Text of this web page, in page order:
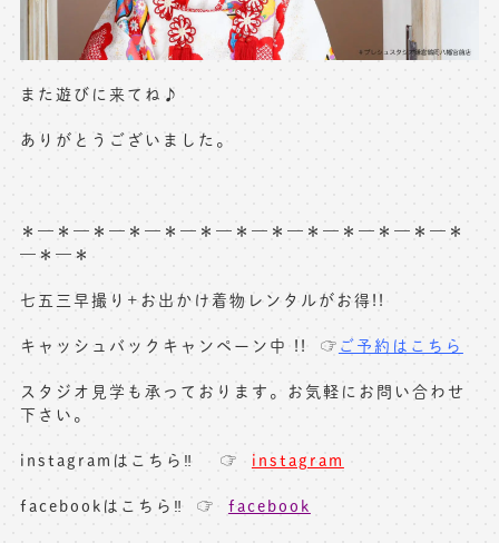
また遊びに来てね♪
ありがとうございました。
＊— ＊—＊—＊—＊—＊—＊—＊—＊—＊—＊—＊—＊
—＊—＊
七五三早撮り+お出かけ着物レンタルがお得!!
キャッシュバックキャンペーン中 !! ☞ ご予約はこちら
スタジオ見学も承っております。お気軽にお問い合わせ
下さい。
instagramはこちら‼︎ ☞ instagram
facebookはこちら‼︎ ☞ facebook